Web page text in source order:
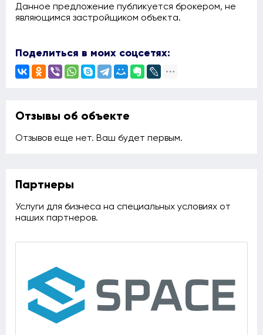
Данное предложение публикуется брокером, не
являющимся застройщиком объекта.
Поделиться в моих соцсетях:
Отзывы об объекте
Отзывов еще нет. Ваш будет первым.
Партнеры
Услуги для бизнеса на специальных условиях от
наших партнеров.